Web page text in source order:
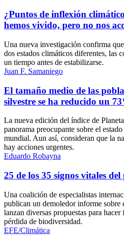
¿Puntos de inflexión
hemos vivido, pero no nos
Una nueva investigación confirma
dos estados climáticos diferentes, las
un tiempo antes de estabilizarse.
Juan F. Samaniego
El tamaño medio de las
silvestre se ha reducido un
La nueva edición del índice de
panorama preocupante sobre el
mundial. Aun así, consideran que la
hay acciones urgentes.
Eduardo Robayna
25 de los 35 signos vitales
Una coalición de especialistas
publican un demoledor informe sobre
lanzan diversas propuestas para
pérdida de biodiversidad.
EFE/Climática